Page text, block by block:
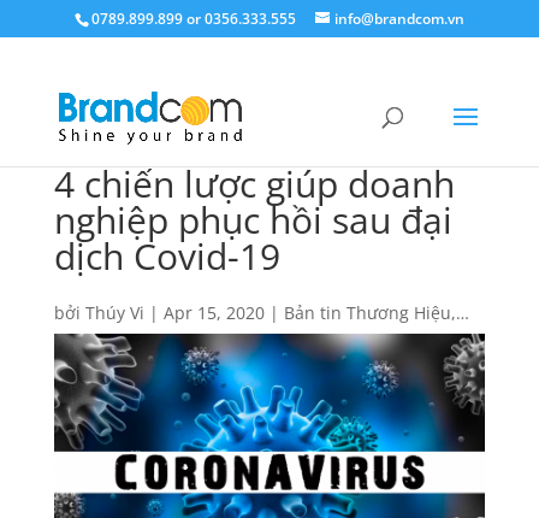
0789.899.899 or 0356.333.555 info@brandcom.vn
4 chiến lược giúp doanh
nghiệp phục hồi sau đại
dịch Covid-19
bởiThúy Vi |Apr 15, 2020|Bản tin Thương Hiệu ,
Branding, Kiến thức,Tin tức